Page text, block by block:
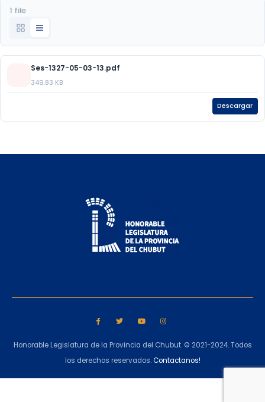
1 file
Ses-1327-05-03-13.pdf
349.83 KB
Descargar
Honorable Legislatura de la Provincia del Chubut. © 2021-2024. Todos
los derechos reservados.Contactanos!